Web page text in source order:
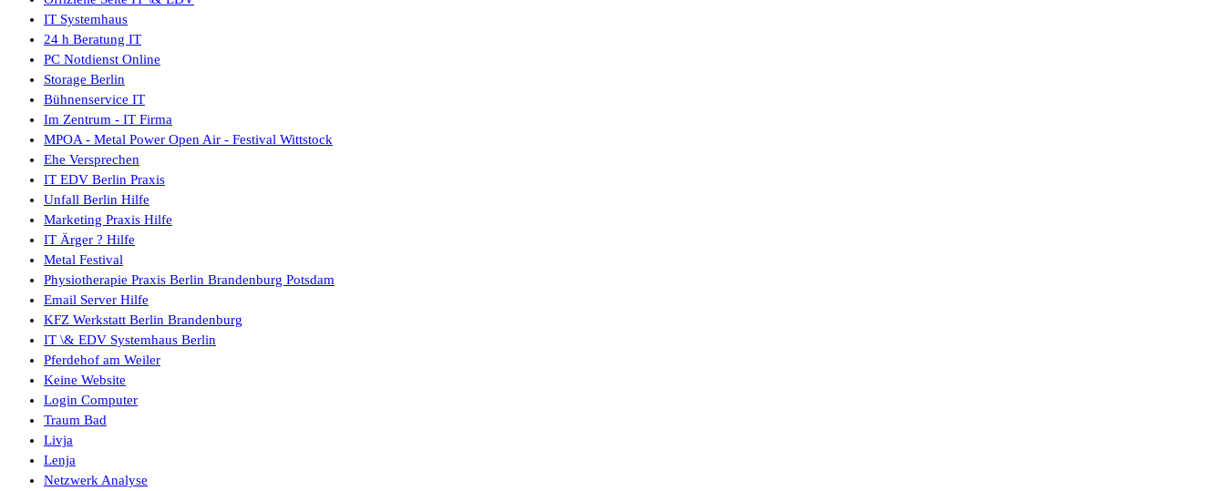
IT Systemhaus
24 h Beratung IT
PC Notdienst Online
Storage Berlin
Bühnenservice IT
Im Zentrum - IT Firma
MPOA - Metal Power Open Air - Festival Wittstock
Ehe Versprechen
IT EDV Berlin Praxis
Unfall Berlin Hilfe
Marketing Praxis Hilfe
IT Ärger ? Hilfe
Metal Festival
Physiotherapie Praxis Berlin Brandenburg Potsdam
Email Server Hilfe
KFZ Werkstatt Berlin Brandenburg
IT \& EDV Systemhaus Berlin
Pferdehof am Weiler
Keine Website
Login Computer
Traum Bad
Livja
Lenja
Netzwerk Analyse